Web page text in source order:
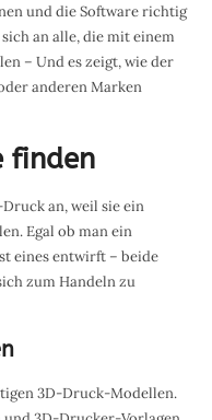
und die Software richtig
an alle, die mit einem
– Und es zeigt, wie der
anderen Marken
finden
an, weil sie ein
Egal ob man ein
eines entwirft – beide
zum Handeln zu
3D-Druck-Modellen.